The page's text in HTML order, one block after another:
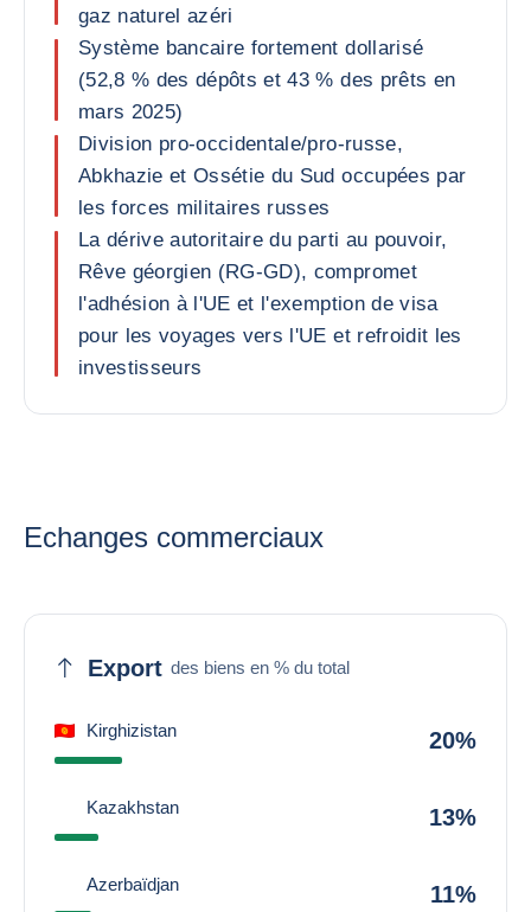
gaz naturel azéri
Système bancaire fortement dollarisé
(52,8 % des dépôts et 43 % des prêts en
mars 2025)
Division pro-occidentale/pro-russe,
Abkhazie et Ossétie du Sud occupées par
les forces militaires russes
La dérive autoritaire du parti au pouvoir,
Rêve géorgien (RG-GD), compromet
l'adhésion à l'UE et l'exemption de visa
pour les voyages vers l'UE et refroidit les
investisseurs
Echanges commerciaux
Export des biens en % du total
Kirghizistan 20%
Kazakhstan 13%
Azerbaïdjan 11%